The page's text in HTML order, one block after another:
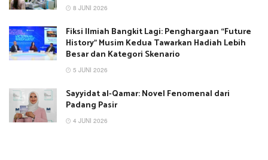
8 JUNI 2026
Fiksi Ilmiah Bangkit Lagi: Penghargaan “Future
History” Musim Kedua Tawarkan Hadiah Lebih
Besar dan Kategori Skenario
5 JUNI 2026
Sayyidat al-Qamar: Novel Fenomenal dari
Padang Pasir
4 JUNI 2026